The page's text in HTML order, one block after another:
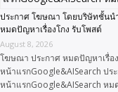
ประกาศ โฆษณา โดยบริษัทชั้นน
หมดปัญหาเรื่องโกง รับโพสต์
August 8, 2026
โฆษณา ประกาศ หมดปัญหาเรื่อ
หน้าแรกGoogle&AISearch ป
หน้าแรกGoogle&AISearch ห